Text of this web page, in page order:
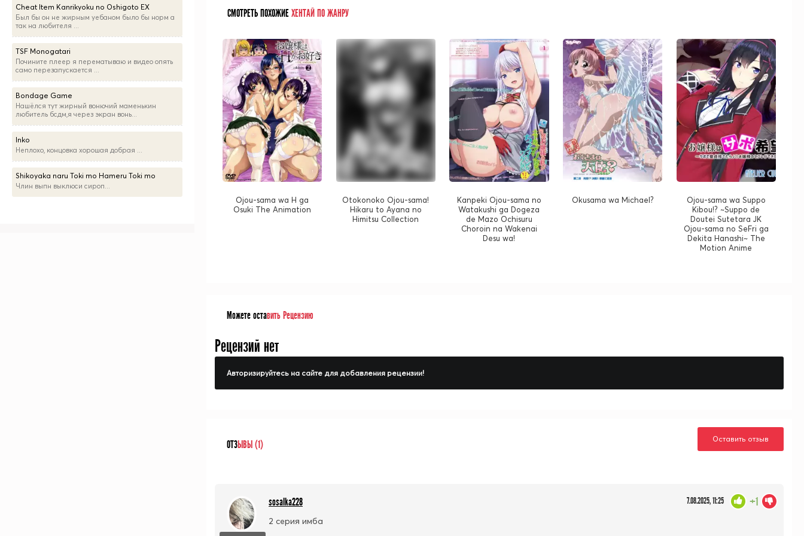
СМОТРЕТЬ ПОХОЖИЕХЕНТАЙ ПО ЖАНРУ
Ojou-sama wa H ga
Osuki The Animation
Otokonoko Ojou-sama!
Hikaru to Ayana no
Himitsu Collection
Kanpeki Ojou-sama no
Watakushi ga Dogeza
de Mazo Ochisuru
Choroin na Wakenai
Desu wa!
Okusama wa Michael?
Ojou-sama wa Suppo
Kibou!? ~Suppo de
Doutei Sutetara JK
Ojou-sama no SeFri ga
Dekita Hanashi~ The
Motion Anime
Можете оставить Рецензию
Рецензий нет
Авторизируйтесь на сайте для добавления рецензии!
ОТЗЫВЫ (1) Оставить отзыв
sosalka228 7.08.2025, 11:25
2 серия имба
+1
Cheat Item Kanrikyoku no Oshigoto EX
Был бы он не жирным уебаном было бы норм а
так на любителя ...
TSF Monogatari
Почините плеер я перематываю и видео опять
само перезапускается ...
Bondage Game
Нашёлся тут жирный вонючий маменькин
любитель бсдм,я через экран вонь...
Inko
Неплохо, концовка хорошая добрая ...
Shikoyaka naru Toki mo Hameru Toki mo
Члин выпн выклюси сироп...